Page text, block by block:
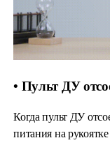
• Пульт ДУ
Когда пульт ДУ
питания на